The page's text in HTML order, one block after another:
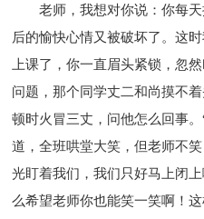
老师，我想对你说：你每
后的愉快心情又被破坏了。这
上课了，你一直眉头紧锁，忽
问题，那个同学丈二和尚摸不
顿时火冒三丈，问他怎么回事
道，全班哄堂大笑，但老师不
光盯着我们，我们只好马上闭
么希望老师你也能笑一笑啊！